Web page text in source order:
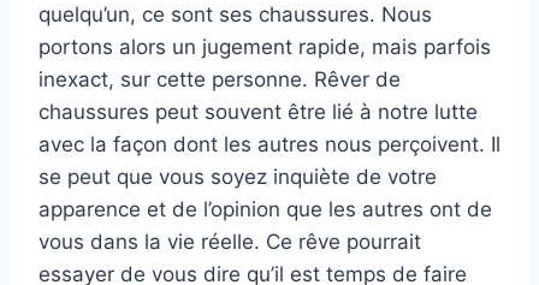
quelqu’un, ce sont ses chaussures. Nous
portons alors un jugement rapide, mais parfois
inexact, sur cette personne. Rêver de
chaussures peut souvent être lié à notre lutte
avec la façon dont les autres nous perçoivent. Il
se peut que vous soyez inquiète de votre
apparence et de l’opinion que les autres ont de
vous dans la vie réelle. Ce rêve pourrait
essayer de vous dire qu’il est temps de faire